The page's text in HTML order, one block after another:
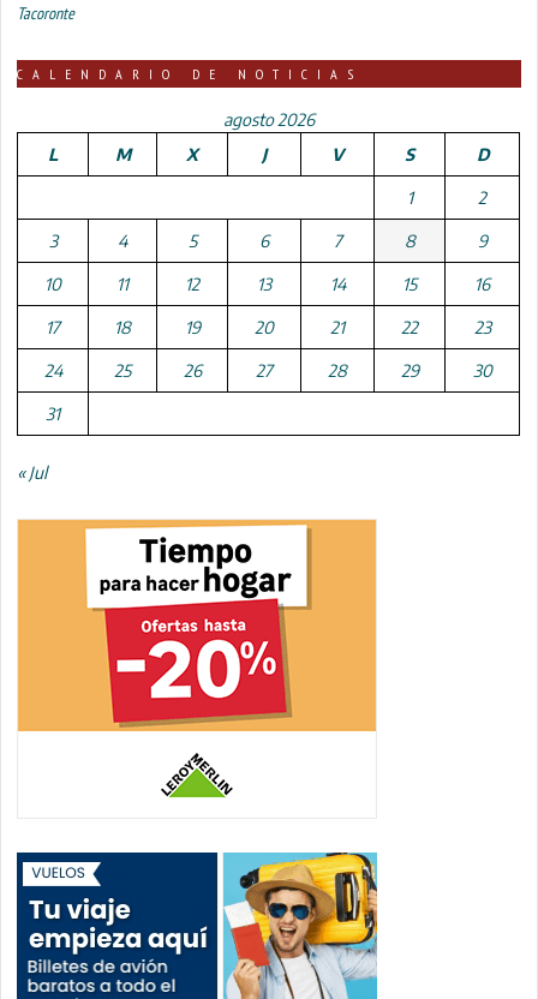
Tacoronte
CALENDARIO DE NOTICIAS
agosto 2026
L
M X J V S D
1 2
3 4 5 6 7 8 9
10 11 12 13 14 15 16
17 18 19 20 21 22 23
24 25 26 27 28 29 30
31
« Jul